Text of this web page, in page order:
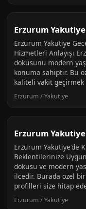
Erzurum
Erzurum Yakutiye
Hizmetleri Anlayışı
dokusunu modern
konuma sahiptir. Bu
kaliteli vakit
Erzurum / Yakutiye
Erzurum
Erzurum Yakutiye'de
Beklentilerinize
dokusu ve modern
ilcedir. Burada ozel
profilleri size hitap
Erzurum / Yakutiye